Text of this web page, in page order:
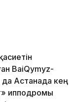
BaiQymyz-
Астанада кең
ипподромы